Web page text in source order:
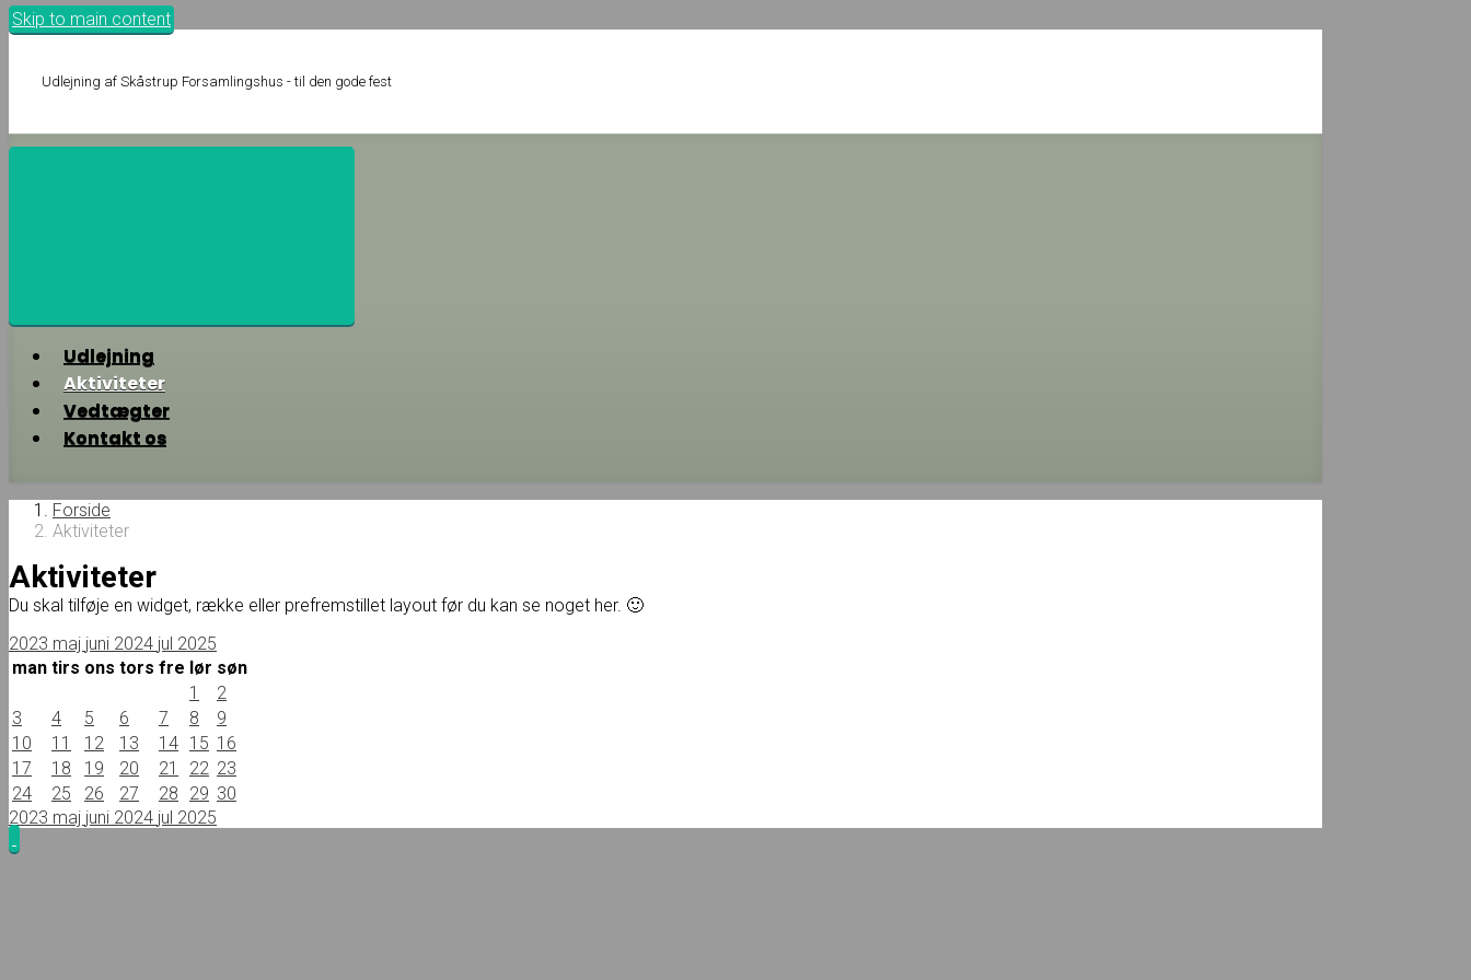
Skip to main content
Udlejning af Skåstrup Forsamlingshus - til den gode fest
Udlejning
Aktiviteter
Vedtægter
Kontakt os
Forside
Aktiviteter
Aktiviteter
Du skal tilføje en widget, række eller prefremstillet layout før du kan se noget her. 🙂
2023 maj juni 2024 jul 2025
man tirs ons tors fre lør søn
1
2
3
4 5 6 7 8
9
10
11 12 13 14 15 16
17
18 19 20 21 22 23
24
25 26 27 28 29 30
2023 maj juni 2024 jul 2025